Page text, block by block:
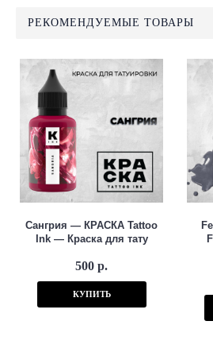
РЕКОМЕНДУЕМЫЕ ТОВАРЫ
Сангрия — КРАСКА Tattoo
Ink — Краска для тату
500 р.
КУПИТЬ